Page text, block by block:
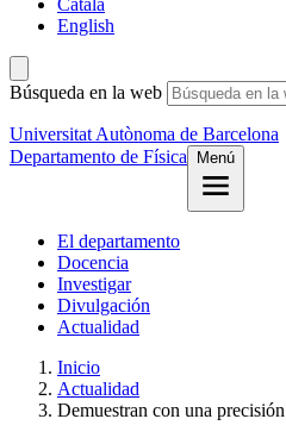
Català
English
Búsqueda en la web
Universitat Autònoma de Barcelona
Departamento de Física
Menú
El departamento
Docencia
Investigar
Divulgación
Actualidad
Inicio
Actualidad
Demuestran con una